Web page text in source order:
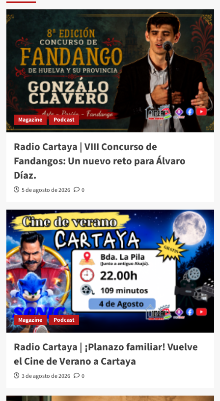
Magazine Podcast
Radio Cartaya | VIII Concurso de
Fandangos: Un nuevo reto para Álvaro
Díaz.
5 de agosto de 2026 0
Magazine Podcast
Radio Cartaya | ¡Planazo familiar! Vuelve
el Cine de Verano a Cartaya
3 de agosto de 2026 0